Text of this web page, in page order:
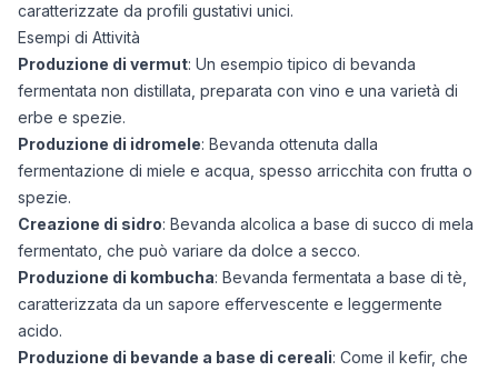
caratterizzate da profili gustativi unici.
Esempi di Attività
Produzione di vermut: Un esempio tipico di bevanda
fermentata non distillata, preparata con vino e una varietà di
erbe e spezie.
Produzione di idromele: Bevanda ottenuta dalla
fermentazione di miele e acqua, spesso arricchita con frutta o
spezie.
Creazione di sidro: Bevanda alcolica a base di succo di mela
fermentato, che può variare da dolce a secco.
Produzione di kombucha: Bevanda fermentata a base di tè,
caratterizzata da un sapore effervescente e leggermente
acido.
Produzione di bevande a base di cereali: Come il kefir, che